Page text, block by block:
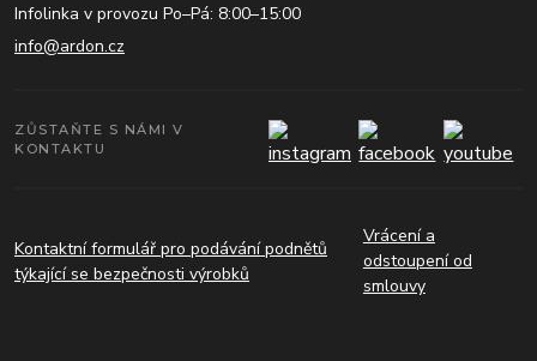
Infolinka v provozu Po–Pá: 8:00–15:00
info@ardon.cz
ZŮSTAŇTE S NÁMI V
KONTAKTU
Kontaktní formulář pro podávání podnětů
týkající se bezpečnosti výrobků
Vrácení a
odstoupení od
smlouvy